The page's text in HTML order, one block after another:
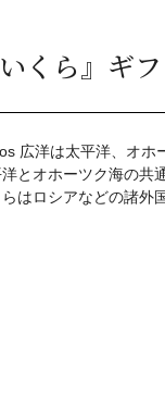
いくら』ギ
広洋は太平洋、オホ
洋とオホーツク海の共
らはロシアなどの諸外